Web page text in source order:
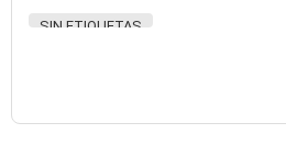
SIN ETIQUETAS